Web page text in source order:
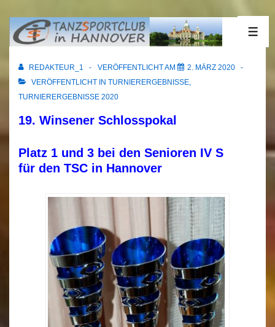
Zum
Inhalt29.02.2020 Winsen
REDAKTEUR_1 VERÖFFENTLICHT AM
2. MÄRZ 2020
VERÖFFENTLICHT IN TURNIERERGEBNISSE,
TURNIERERGEBNISSE 2020
19. Winsener Schlosspokal
Platz 1 und 3 bei den Senioren IV S
für den TSC in Hannover